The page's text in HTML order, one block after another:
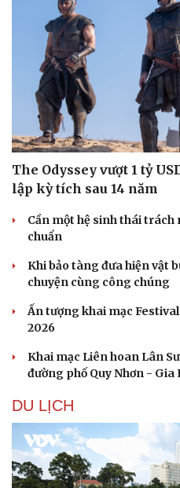
The Odyssey vượt 1 tỷ
lập kỳ tích sau 14 năm
Cần một hệ sinh thái trách
chuẩn
Khi bảo tàng đưa hiện vật
chuyện cùng công chúng
Ấn tượng khai mạc
2026
Khai mạc Liên hoan Lân
đường phố Quy Nhơn - Gia
DU LỊCH